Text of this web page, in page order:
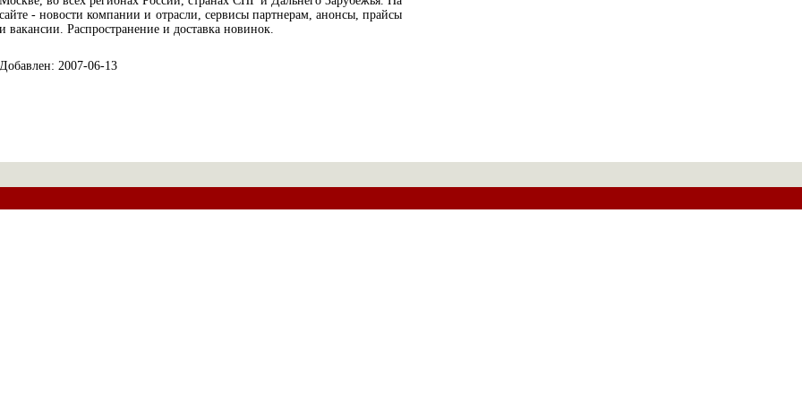
сайте - новости компании и отрасли, сервисы партнерам, анонсы, прайсы
и вакансии. Распространение и доставка новинок.
Добавлен: 2007-06-13